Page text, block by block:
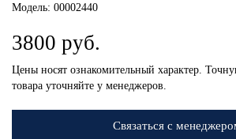
Модель: 00002440
3800 руб.
Цены носят ознакомительный характер.
товара уточняйте у менеджеров.
Связаться с